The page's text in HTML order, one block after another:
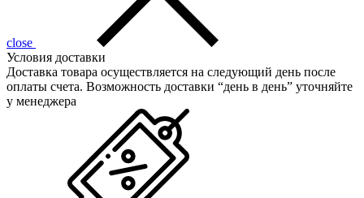
close
Условия доставки
Доставка товара осуществляется на следующий день после
оплаты счета. Возможность доставки “день в день” уточняйте
у менеджера